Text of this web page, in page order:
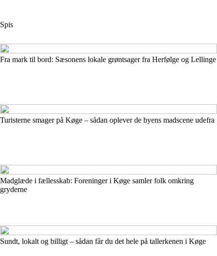
Spis
Fra mark til bord: Sæsonens lokale grøntsager fra Herfølge og Lellinge
Turisterne smager på Køge – sådan oplever de byens madscene udefra
Madglæde i fællesskab: Foreninger i Køge samler folk omkring
gryderne
Sundt, lokalt og billigt – sådan får du det hele på tallerkenen i Køge